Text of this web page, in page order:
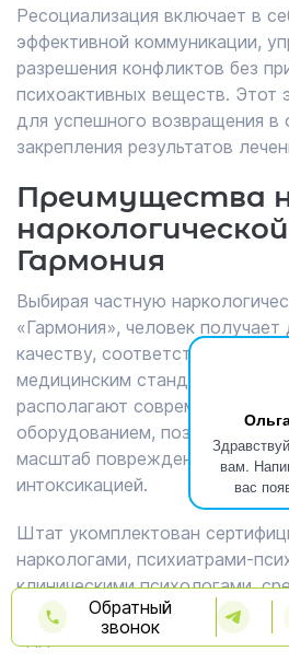
вам.
вас
Ресоциализация включает в
эффективной коммуникации,
разрешения конфликтов без
психоактивных веществ. Этот
для успешного возвращения в
закрепления результатов
Преимущества
Гармония
Выбирая частную
«Гармония», человек
качеству, соответствующим
медицинским стандартам.
располагают современным
оборудованием, позволяющим
масштаб повреждений,
интоксикацией.
Штат укомплектован
наркологами, психиатрами-
клиническими психологами,
персоналом, имеющим
аддиктологии.
Обратный
звонок